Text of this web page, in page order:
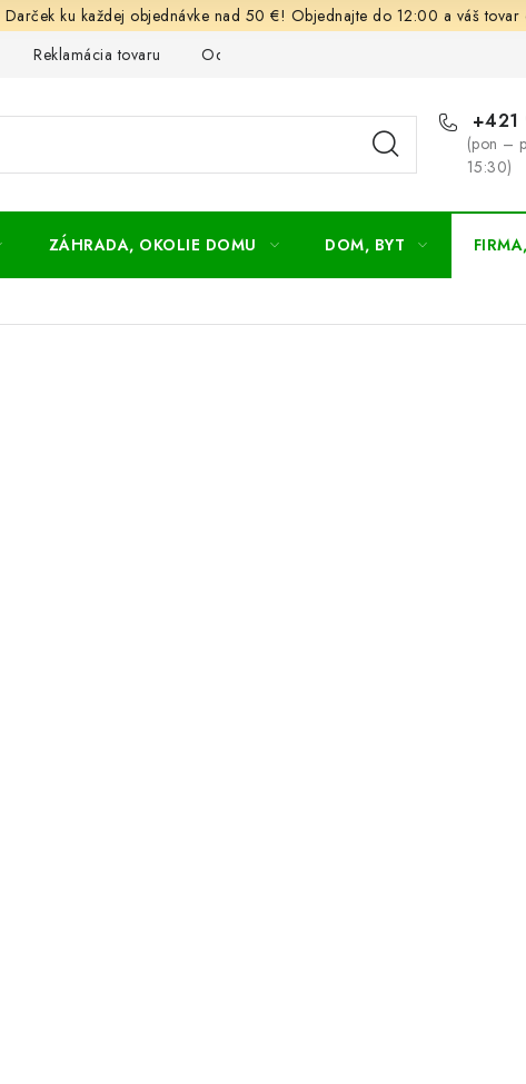
Darček ku každej objednávke nad 50 €! Objednajte do 12:00 a váš tovar
Reklamácia tovaru Odstúpenie od kúpnej zmluvy
(pon –
15:30)
ZÁHRADA, OKOLIE DOMU DOM, BYT